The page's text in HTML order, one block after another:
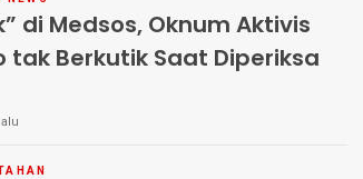
di Medsos, Oknum Aktivis
tak Berkutik Saat Diperiksa